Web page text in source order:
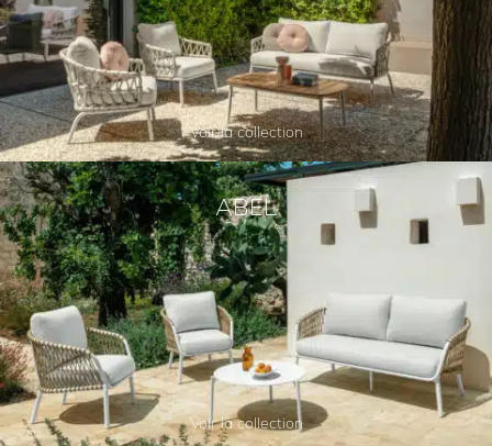
Voir la collection
ABEL
Voir la collection